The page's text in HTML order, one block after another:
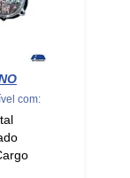
com:
-